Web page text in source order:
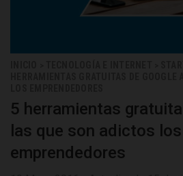
5 herramientas
las que son adictos los
emprendedores